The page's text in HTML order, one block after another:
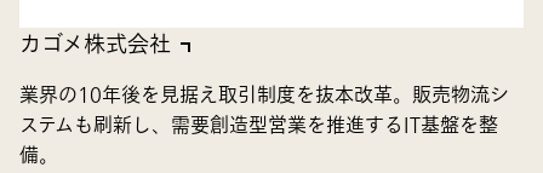
カゴメ株式会社
業界の10年後を見据え取引制度を抜本改革。販売物流シ
ステムも刷新し、需要創造型営業を推進するIT基盤を整
備。